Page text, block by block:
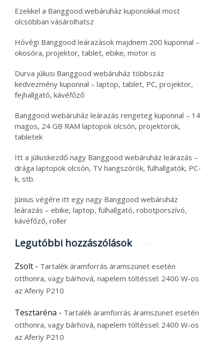
Ezekkel a Banggood webáruház kuponokkal most
olcsóbban vásárolhatsz
Hóvégi Banggood leárazások majdnem 200 kuponnal –
okosóra, projektor, tablet, ebike, motor is
Durva júliusi Banggood webáruház többszáz
kedvezmény kuponnal – laptop, tablet, PC, projektor,
fejhallgató, kávéfőző
Banggood webáruház leárazás rengeteg kuponnal – 14
magos, 24 GB RAM laptopok olcsón, projektorok,
tabletek
Itt a júliuskezdő nagy Banggood webáruház leárazás –
drága laptopok olcsón, TV hangszórók, fülhallgatók, PC-
k, stb.
Június végére itt egy nagy Banggood webáruház
leárazás – ebike, laptop, fülhallgató, robotporszívó,
kávéfőző, roller
Legutóbbi hozzászólások
Zsolt - Tartalék áramforrás áramszünet esetén
otthonra, vagy bárhová, napelem töltéssel: 2400 W-os
az Aferiy P210
Tesztaréna - Tartalék áramforrás áramszünet esetén
otthonra, vagy bárhová, napelem töltéssel: 2400 W-os
az Aferiy P210